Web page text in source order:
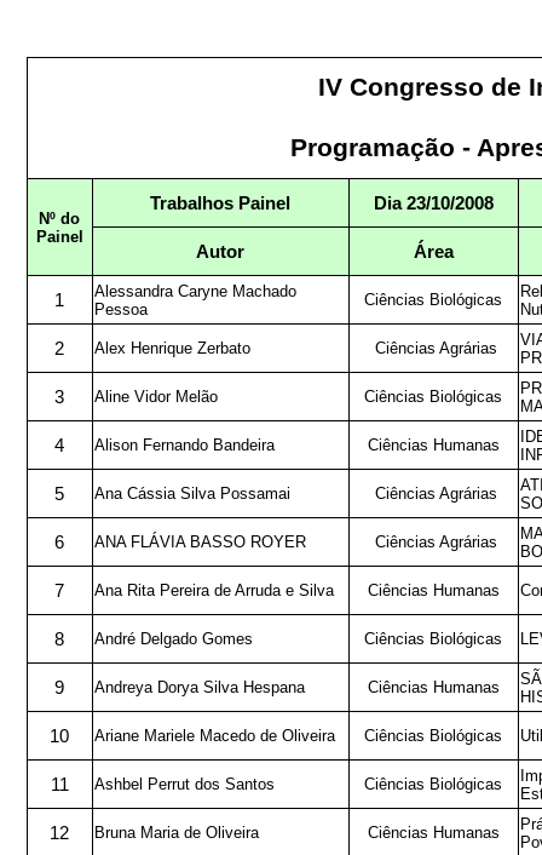
IV Congresso de
Programação -
Nº do
Painel
Trabalhos Painel Dia 23/10/2008
Autor Área
1
Alessandra Caryne Machado
Pessoa
Ciências Biológicas
2 Alex Henrique Zerbato Ciências Agrárias
3 Aline Vidor Melão Ciências Biológicas
4 Alison Fernando Bandeira Ciências Humanas
5 Ana Cássia Silva Possamai Ciências Agrárias
6 ANA FLÁVIA BASSO ROYER Ciências Agrárias
7 Ana Rita Pereira de Arruda e Silva Ciências Humanas
8 André Delgado Gomes Ciências Biológicas
9 Andreya Dorya Silva Hespana Ciências Humanas
10 Ariane Mariele Macedo de Oliveira Ciências Biológicas
11 Ashbel Perrut dos Santos Ciências Biológicas
12 Bruna Maria de Oliveira Ciências Humanas